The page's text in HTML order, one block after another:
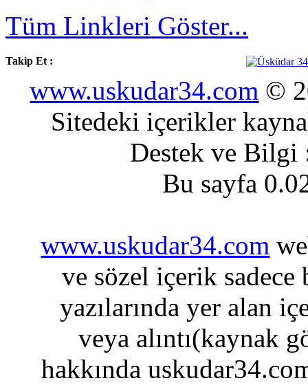
Tüm Linkleri Göster...
Takip Et :
www.uskudar34.com ©
Sitedeki içerikler
Destek ve
Bu sayfa
www.uskudar34.com
ve sözel içerik sadece
yazılarında yer alan
veya alıntı(kaynak
hakkında